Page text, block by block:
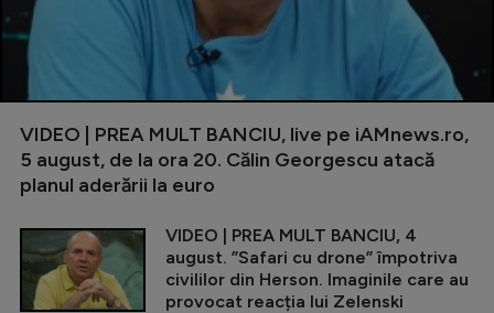
VIDEO | PREA MULT BANCIU, live pe iAMnews.ro,
5 august, de la ora 20. Călin Georgescu atacă
planul aderării la euro
VIDEO | PREA MULT BANCIU, 4
august. ”Safari cu drone” împotriva
civililor din Herson. Imaginile care au
provocat reacția lui Zelenski